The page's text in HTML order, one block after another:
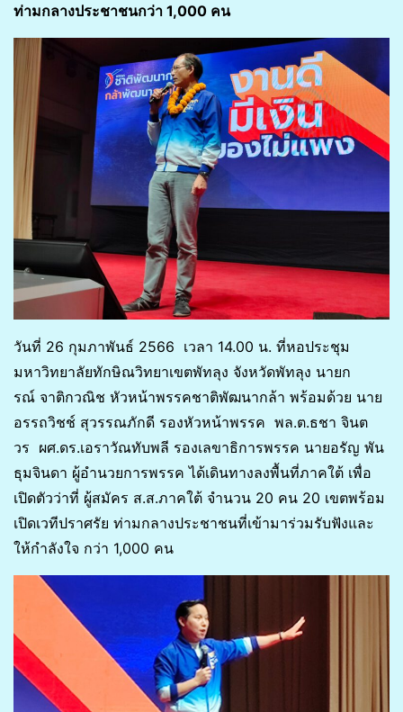
ท่ามกลางประชาชนกว่า 1,000 คน
วันที่ 26 กุมภาพันธ์ 2566 เวลา 14.00 น. ที่หอประชุม
มหาวิทยาลัยทักษิณวิทยาเขตพัทลุง จังหวัดพัทลุง นายก
รณ์ จาติกวณิช หัวหน้าพรรคชาติพัฒนากล้า พร้อมด้วย นาย
อรรถวิชช์ สุวรรณภักดี รองหัวหน้าพรรค พล.ต.ธชา จินต
วร ผศ.ดร.เอราวัณทับพลี รองเลขาธิการพรรค นายอรัญ พัน
ธุมจินดา ผู้อำนวยการพรรค ได้เดินทางลงพื้นที่ภาคใต้ เพื่อ
เปิดตัวว่าที่ ผู้สมัคร ส.ส.ภาคใต้ จำนวน 20 คน 20 เขตพร้อม
เปิดเวทีปราศรัย ท่ามกลางประชาชนที่เข้ามาร่วมรับฟังและ
ให้กำลังใจ กว่า 1,000 คน